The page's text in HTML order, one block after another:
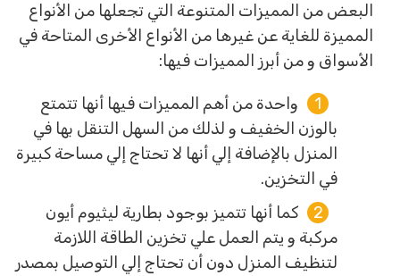
البعض من المميزات المتنوعة التي تجعلها من الأنواع
المميزة للغاية عن غيرها من الأنواع الأخرى المتاحة في
الأسواق و من أبرز المميزات فيها:
واحدة من أهم المميزات فيها أنها تتمتع
بالوزن الخفيف و لذلك من السهل التنقل بها في
المنزل بالإضافة إلي أنها لا تحتاج إلي مساحة كبيرة
في التخزين.
كما أنها تتميز بوجود بطارية ليثيوم أيون
مركبة و يتم العمل علي تخزين الطاقة اللازمة
لتنظيف المنزل دون أن تحتاج إلي التوصيل بمصدر